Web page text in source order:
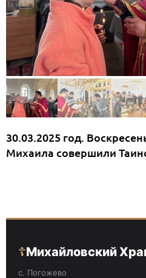
30.03.2025 год.
Михаила совершили
☦Михайловский
с. Погожево